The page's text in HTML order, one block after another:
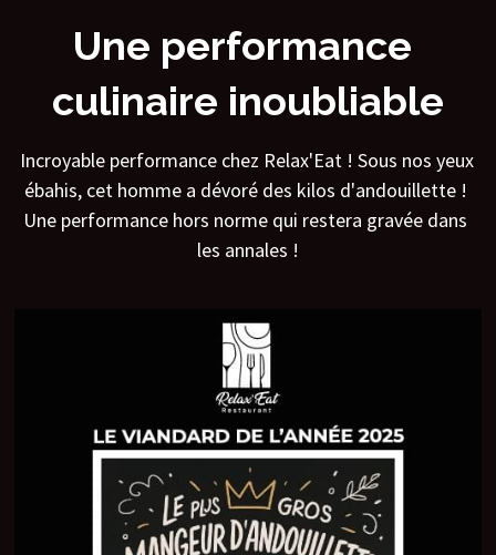
Une performance
culinaire inoubliable
Incroyable performance chez Relax'Eat ! Sous nos yeux
ébahis, cet homme a dévoré des kilos d'andouillette !
Une performance hors norme qui restera gravée dans
les annales !